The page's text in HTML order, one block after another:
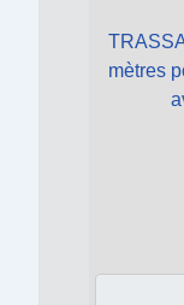
mètres